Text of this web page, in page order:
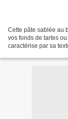
Cette pâte sablée au
vos fonds de tartes
caractérise par sa